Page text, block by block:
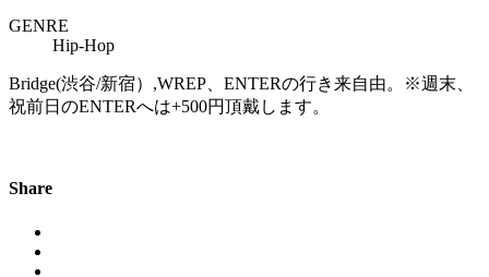
GENRE
Hip-Hop
Bridge(渋谷/新宿）,WREP、ENTERの行き来自由。※週末、
祝前日のENTERへは+500円頂戴します。
Share